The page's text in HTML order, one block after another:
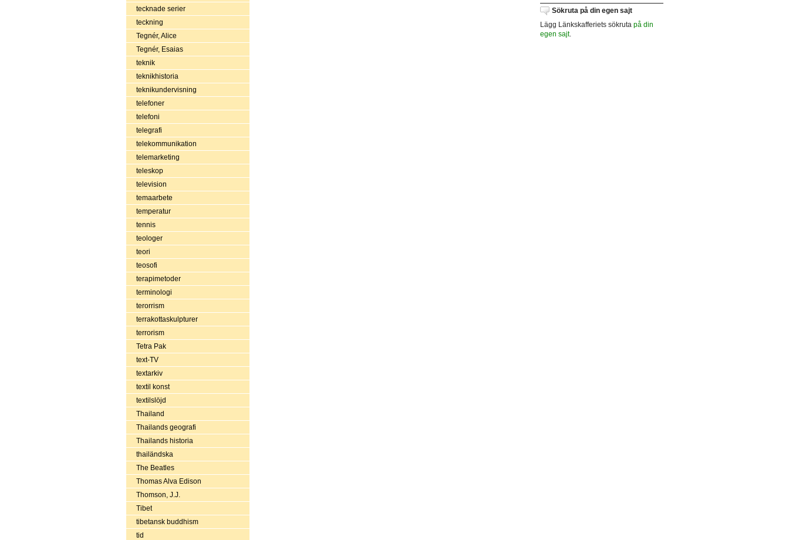
tecknade serier
teckning
Tegnér, Alice
Tegnér, Esaias
teknik
teknikhistoria
teknikundervisning
telefoner
telefoni
telegrafi
telekommunikation
telemarketing
teleskop
television
temaarbete
temperatur
tennis
teologer
teori
teosofi
terapimetoder
terminologi
terorrism
terrakottaskulpturer
terrorism
Tetra Pak
text-TV
textarkiv
textil konst
textilslöjd
Thailand
Thailands geografi
Thailands historia
thailändska
The Beatles
Thomas Alva Edison
Thomson, J.J.
Tibet
tibetansk buddhism
tid
Sökruta på din egen sajt
Lägg Länkskafferiets sökruta på din
egen sajt.